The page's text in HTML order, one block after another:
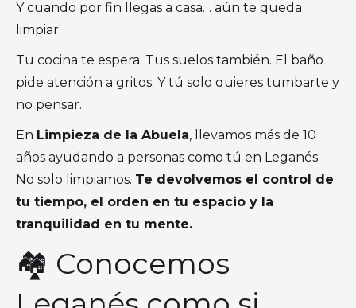
Y cuando por fin llegas a casa… aún te queda
limpiar.
Tu cocina te espera. Tus suelos también. El baño
pide atención a gritos. Y tú solo quieres tumbarte y
no pensar.
En Limpieza de la Abuela, llevamos más de 10
años ayudando a personas como tú en Leganés.
No solo limpiamos. Te devolvemos el control de
tu tiempo, el orden en tu espacio y la
tranquilidad en tu mente.
🏘️ Conocemos